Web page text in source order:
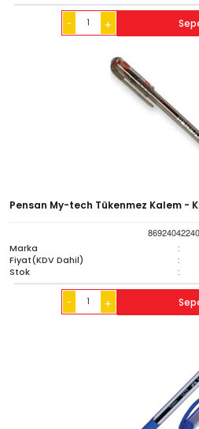
- +
Pensan My-tech Tükenmez Kalem -
Marka
:
Fiyat(KDV Dahil) :
Stok :
- +